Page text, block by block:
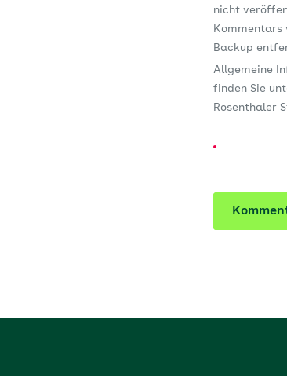
nicht
Kommentars
Backup
Allgemeine
finden Sie
Rosenthaler